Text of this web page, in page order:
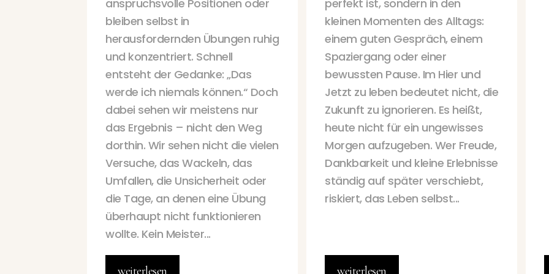
anspruchsvolle Positionen oder
bleiben selbst in
herausfordernden Übungen ruhig
und konzentriert. Schnell
entsteht der Gedanke: „Das
werde ich niemals können.“ Doch
dabei sehen wir meistens nur
das Ergebnis – nicht den Weg
dorthin. Wir sehen nicht die vielen
Versuche, das Wackeln, das
Umfallen, die Unsicherheit oder
die Tage, an denen eine Übung
überhaupt nicht funktionieren
wollte. Kein Meister...
weiterlesen
perfekt ist, sondern in den
kleinen Momenten des Alltags:
einem guten Gespräch, einem
Spaziergang oder einer
bewussten Pause. Im Hier und
Jetzt zu leben bedeutet nicht, die
Zukunft zu ignorieren. Es heißt,
heute nicht für ein ungewisses
Morgen aufzugeben. Wer Freude,
Dankbarkeit und kleine Erlebnisse
ständig auf später verschiebt,
riskiert, das Leben selbst...
weiterlesen